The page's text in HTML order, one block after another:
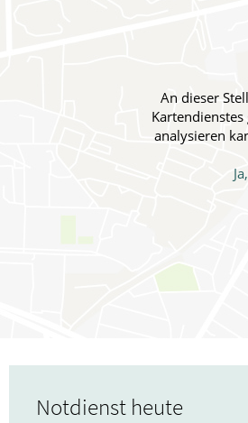
An dieser
analysieren
Notdienst heute